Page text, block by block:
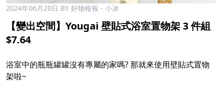
2024年06月20日 BY 好物報報 - 小冰
【變出空間】Yougai 壁貼式浴室置物架 3 件組
$7.64
浴室中的瓶瓶罐罐沒有專屬的家嗎? 那就來使用壁貼式置物
架啦~